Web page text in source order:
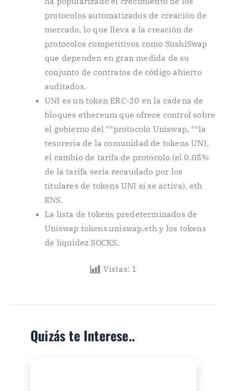
protocolos automatizados de creación de
mercado, lo que lleva a la creación de
protocolos competitivos como SushiSwap
que dependen en gran medida de su
conjunto de contratos de código abierto
auditados.
UNI es un token ERC-20 en la cadena de
bloques ethereum que ofrece control sobre
el gobierno del **protocolo Uniswap, **la
tesorería de la comunidad de tokens UNI,
el cambio de tarifa de protocolo (el 0.05%
de la tarifa sería recaudado por los
titulares de tokens UNI si se activa), eth
ENS.
La lista de tokens predeterminados de
Uniswap tokens.uniswap.eth y los tokens
de liquidez SOCKS.
Vistas: 1
Quizás te Interese..